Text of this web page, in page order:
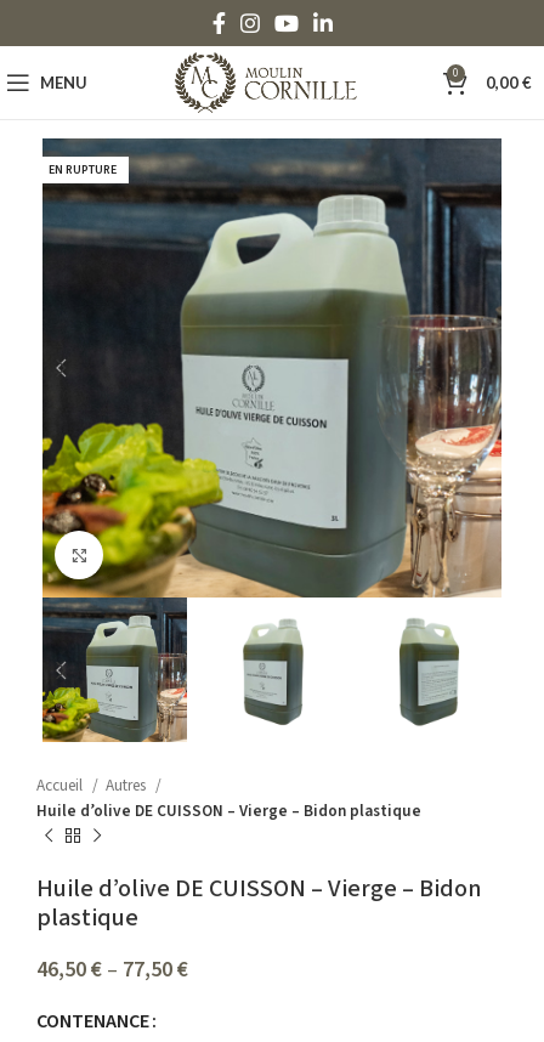
MENU 0 0,00€
EN RUPTURE
Agrandir
Accueil
Autres
Huile d’olive DE CUISSON – Vierge – Bidon plastique
Huile d’olive DE CUISSON – Vierge – Bidon
plastique
46,50€– 77,50€
CONTENANCE